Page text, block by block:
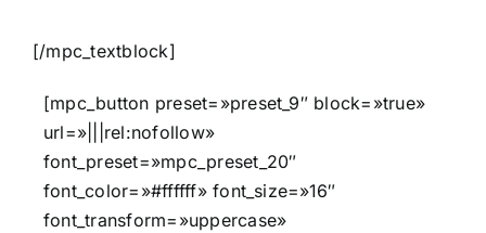
[/mpc_textblock]
[mpc_button preset=»preset_9″ block=»true»
url=»|||rel:nofollow»
font_preset=»mpc_preset_20″
font_color=»#ffffff» font_size=»16″
font_transform=»uppercase»